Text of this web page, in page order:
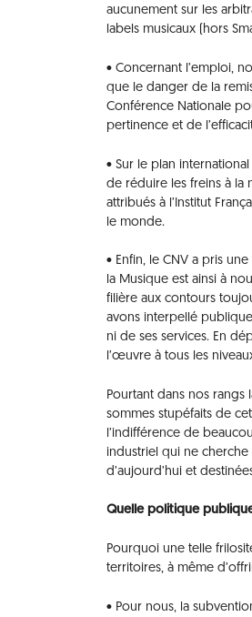
aucunement sur les
labels musicaux (hors
• Concernant l’emploi,
que le danger de la
Conférence Nationale
pertinence et de
• Sur le plan
de réduire les freins à la
attribués à l’Institut
le monde.
• Enfin, le CNV a pris
la Musique est ainsi à
filière aux contours
avons interpellé
ni de ses services. En
l’œuvre à tous les
Pourtant dans nos
sommes stupéfaits de
l’indifférence de
industriel qui ne
d’aujourd’hui et
Quelle politique
Pourquoi une telle
territoires, à même
• Pour nous, la